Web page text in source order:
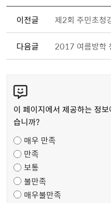
이전글 제2회 주민초청
다음글
텐
츠
만
도
조
사
이 페이지에서 제공하는 정
습니까?
매우 만족
만족
보통
불만족
매우불만족